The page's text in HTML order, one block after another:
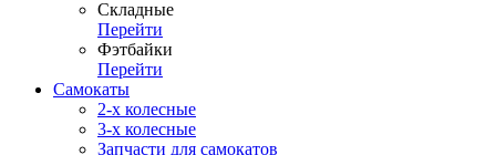
Складные
Перейти
Фэтбайки
Перейти
Самокаты
2-х колесные
3-х колесные
Запчасти для самокатов